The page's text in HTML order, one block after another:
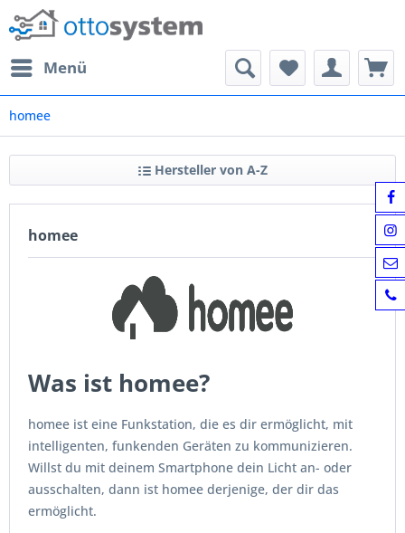
Menü
homee
Hersteller von A-Z
homee
Was ist homee?
homee ist eine Funkstation, die es dir ermöglicht, mit
intelligenten, funkenden Geräten zu kommunizieren.
Willst du mit deinem Smartphone dein Licht an- oder
ausschalten, dann ist homee derjenige, der dir das
ermöglicht.